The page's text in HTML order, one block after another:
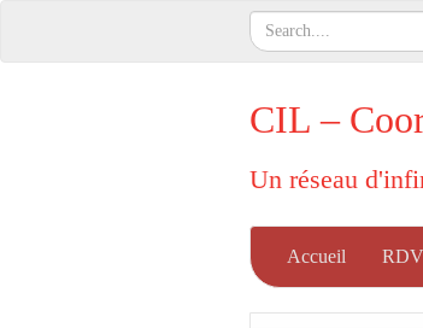
CIL –
Un réseau
Accueil